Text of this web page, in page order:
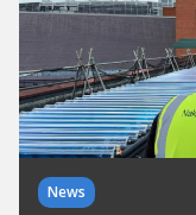
News